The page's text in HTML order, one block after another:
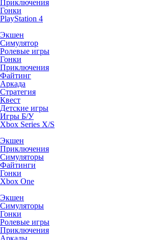
Приключения
Гонки
PlayStation 4
Экшен
Симулятор
Ролевые игры
Гонки
Приключения
Файтинг
Аркада
Стратегия
Квест
Детские игры
Игры Б/У
Xbox Series X/S
Экшен
Приключения
Симуляторы
Файтинги
Гонки
Xbox One
Экшен
Симуляторы
Гонки
Ролевые игры
Приключения
Аркады